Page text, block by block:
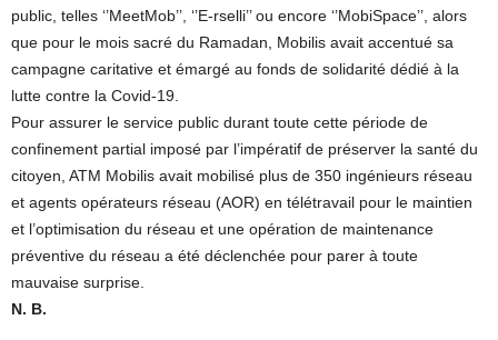
public, telles ‘’MeetMob’’, ‘’E-rselli’’ ou encore ‘’MobiSpace’’, alors
que pour le mois sacré du Ramadan, Mobilis avait accentué sa
campagne caritative et émargé au fonds de solidarité dédié à la
lutte contre la Covid-19.
Pour assurer le service public durant toute cette période de
confinement partial imposé par l’impératif de préserver la santé du
citoyen, ATM Mobilis avait mobilisé plus de 350 ingénieurs réseau
et agents opérateurs réseau (AOR) en télétravail pour le maintien
et l’optimisation du réseau et une opération de maintenance
préventive du réseau a été déclenchée pour parer à toute
mauvaise surprise.
N. B.